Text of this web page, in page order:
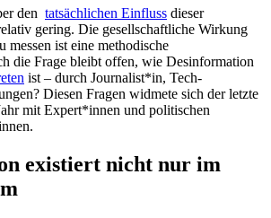
den tatsächlichen Einfluss dieser
gering. Die gesellschaftliche Wirkung
messen ist eine methodische
die Frage bleibt offen, wie Desinformation
ist – durch Journalist*in, Tech-
Diesen Fragen widmete sich der letzte
mit Expert*innen und politischen
existiert nicht nur im